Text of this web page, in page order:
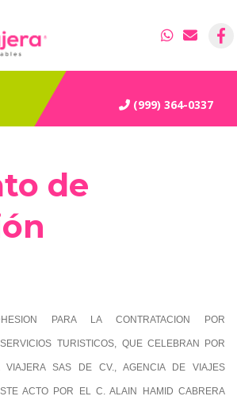
(999) 364-0337
de
PARA LA CONTRATACION POR
TURISTICOS, QUECELEBRAN POR
VIAJERA SAS DE CV., AGENCIA DE VIAJES
ACTO POR EL C. ALAIN HAMID CABRERA